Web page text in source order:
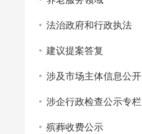
法治政府和行政执法
建议提案答复
涉及市场主体信息公开
涉企行政检查公示专栏
殡葬收费公示